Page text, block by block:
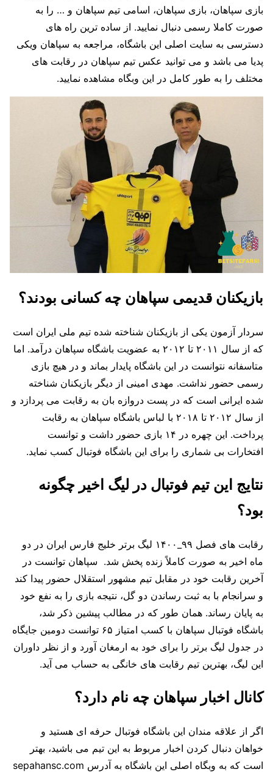
بازی سپاهان، بازی سپاهان، اسامی تیم سپاهان و … را به
صورت کاملا رسمی دنبال نمایید. از ساده ترین راه های
دسترسی به سایت اصلی این باشگاه، مراجعه به سپاهان ویکی
پدیا می باشد و می توانید عکس تیم سپاهان در رقابت های
مختلف را به طور کامل در این وبگاه مشاهده نمایید.
بازیکنان قدیمی سپاهان چه کسانی بودند؟
سردار آزمون یکی از بازیکنان شناخته شده تیم ملی ایران است
که از سال ۲۰۱۱ تا ۲۰۱۲ به عضویت باشگاه سپاهان درآمد. اما
متاسفانه نتوانست در این باشگاه پایدار بماند و در هیچ بازی
رسمی حضور نداشت. مهدی امینی از دیگر بازیکنان شناخته
شده ایرانی است که در پست دروازه بان به رقابت می پردازد و
از سال ۲۰۱۲ تا ۲۰۱۸ با لباس باشگاه سپاهان به رقابت
پرداخت. این چهره در ۱۴ بازی حضور داشت و توانست
افتخارات بی شماری را برای این باشگاه فوتبال کسب نماید.
نتایج این تیم فوتبال در لیگ اخیر چگونه
بود؟
رقابت های فصل ۹۹_۱۴۰۰ لیگ برتر خلیج فارس ایران در دو
ماه اخیر به صورت کاملاً زنده پخش شد. سپاهان توانست در
آخرین رقابت خود در مقابل تیم مشهور استقلال حضور پیدا کند
و سرانجام با به ثبت رساندن دو گل، نتیجه بازی را به نفع خود
به پایان رساند. همان طور که در مطالب پیشین ذکر شد،
باشگاه فوتبال سپاهان با کسب امتیاز ۶۵ توانست دومین جایگاه
در جدول لیگ برتر را برای خود به ارمغان آورد و از نظر داوران
این لیگ، بهترین تیم رقابت های خانگی به حساب می آید.
کانال اخبار سپاهان چه نام دارد؟
اگر از علاقه مندان این باشگاه فوتبال حرفه ای هستید و
خواهان دنبال کردن اخبار مربوط به این تیم می باشید، بهتر
است که به وبگاه اصلی این باشگاه به آدرس sepahansc.com